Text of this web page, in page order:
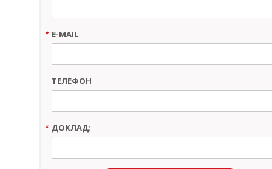
CСЫЛКА
* E-MAIL
ТЕЛЕФОН
* ДОКЛАД: